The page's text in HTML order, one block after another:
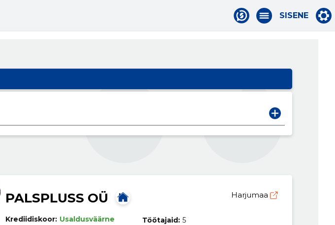
SISENE
PALSPLUSS OÜ Harjumaa
Krediidiskoor: Usaldusväärne
Töötajaid: 5